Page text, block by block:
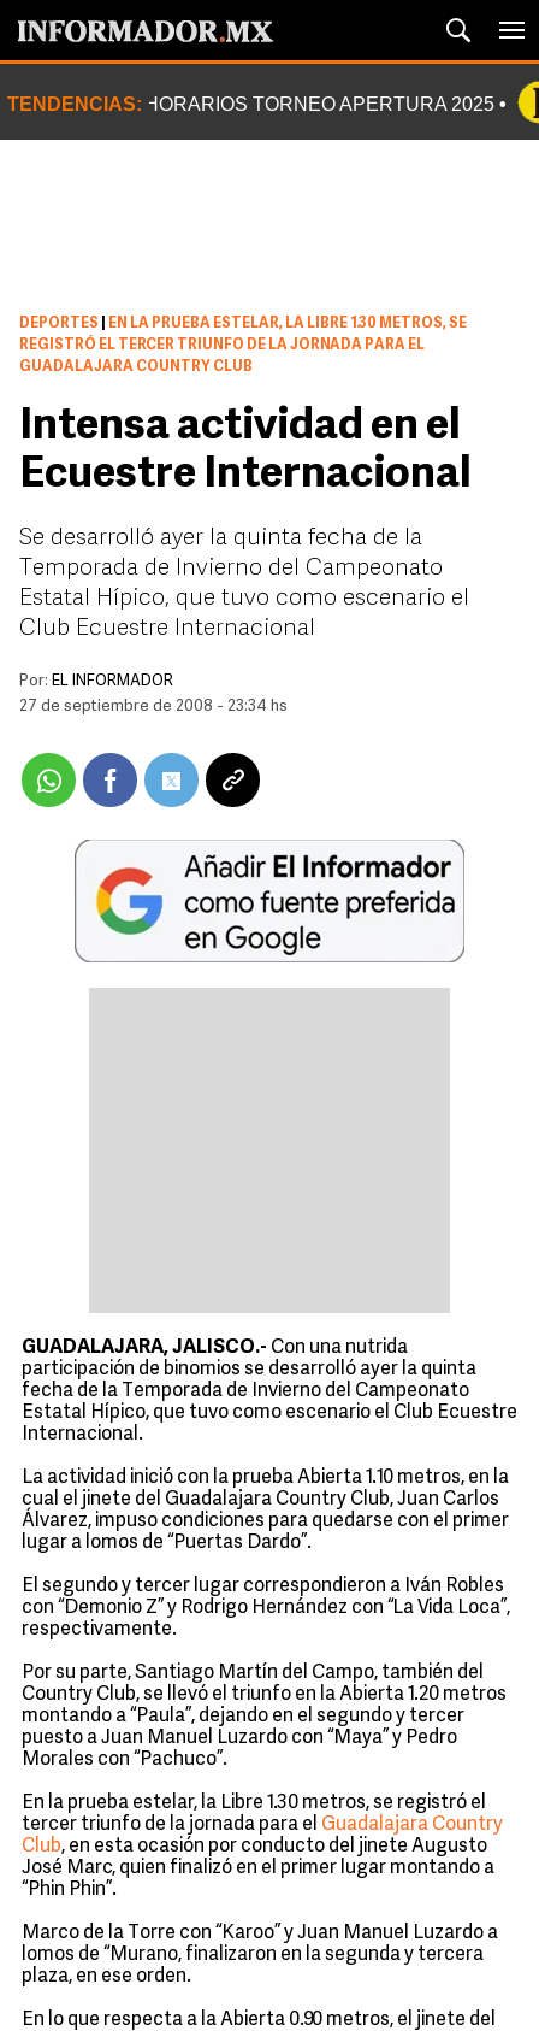
TENDENCIAS: HORARIOS TORNEO APERTURA 2025
DEPORTES
EN LA PRUEBA ESTELAR, LA LIBRE 1.30 METROS, SE
REGISTRÓ EL TERCER TRIUNFO DE LA JORNADA PARA EL
GUADALAJARA COUNTRY CLUB
Intensa actividad en el
Ecuestre Internacional
Se desarrolló ayer la quinta fecha de la
Temporada de Invierno del Campeonato
Estatal Hípico, que tuvo como escenario el
Club Ecuestre Internacional
Por: EL INFORMADOR
27 de septiembre de 2008 - 23:34 hs
GUADALAJARA, JALISCO.- Con una nutrida
participación de binomios se desarrolló ayer la quinta
fecha de la Temporada de Invierno del Campeonato
Estatal Hípico, que tuvo como escenario el Club Ecuestre
Internacional.
La actividad inició con la prueba Abierta 1.10 metros, en la
cual el jinete del Guadalajara Country Club, Juan Carlos
Álvarez, impuso condiciones para quedarse con el primer
lugar a lomos de “Puertas Dardo”.
El segundo y tercer lugar correspondieron a Iván Robles
con “Demonio Z” y Rodrigo Hernández con “La Vida Loca”,
respectivamente.
Por su parte, Santiago Martín del Campo, también del
Country Club, se llevó el triunfo en la Abierta 1.20 metros
montando a “Paula”, dejando en el segundo y tercer
puesto a Juan Manuel Luzardo con “Maya” y Pedro
Morales con “Pachuco”.
En la prueba estelar, la Libre 1.30 metros, se registró el
tercer triunfo de la jornada para el Guadalajara Country
Club, en esta ocasión por conducto del jinete Augusto
José Marc, quien finalizó en el primer lugar montando a
“Phin Phin”.
Marco de la Torre con “Karoo” y Juan Manuel Luzardo a
lomos de “Murano, finalizaron en la segunda y tercera
plaza, en ese orden.
En lo que respecta a la Abierta 0.90 metros, el jinete del